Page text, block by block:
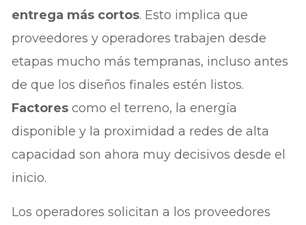
entrega más cortos. Esto implica que
proveedores y operadores trabajen desde
etapas mucho más tempranas, incluso antes
de que los diseños finales estén listos.
Factores como el terreno, la energía
disponible y la proximidad a redes de alta
capacidad son ahora muy decisivos desde el
inicio.
Los operadores solicitan a los proveedores